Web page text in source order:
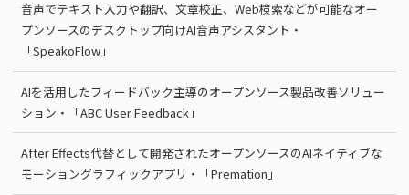
音声でテキスト入力や翻訳、文章校正、Web検索などが可能なオー
プンソースのデスクトップ向けAI音声アシスタント・
「SpeakoFlow」
AIを活用したフィードバック主導のオープンソース製品改善ソリュー
ション・「ABC User Feedback」
After Effects代替として開発されたオープンソースのAIネイティブな
モーショングラフィックアプリ・「Premation」